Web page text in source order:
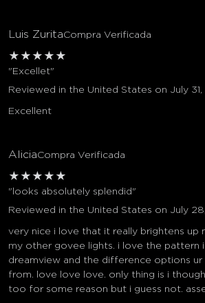
Luis ZuritaCompra Verificada
★ ★ ★ ★ ★
"Excellet"
Reviewed in the United States on July
Excellent
AliciaCompra Verificada
★ ★ ★ ★ ★
"looks absolutely splendid"
Reviewed in the United States on July
very nice i love that it really brightens up
my other govee lights. i love the pattern
dreamview and the difference options
from. love love love. only thing is i
too for some reason but i guess not.